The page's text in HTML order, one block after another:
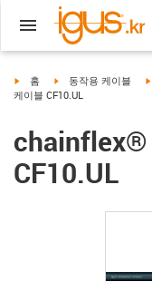
igus-icon-arrow-right
홈 igus-icon-arrow-right
동작용 케이블
케이블 CF10.UL
chainflex®
CF10.UL